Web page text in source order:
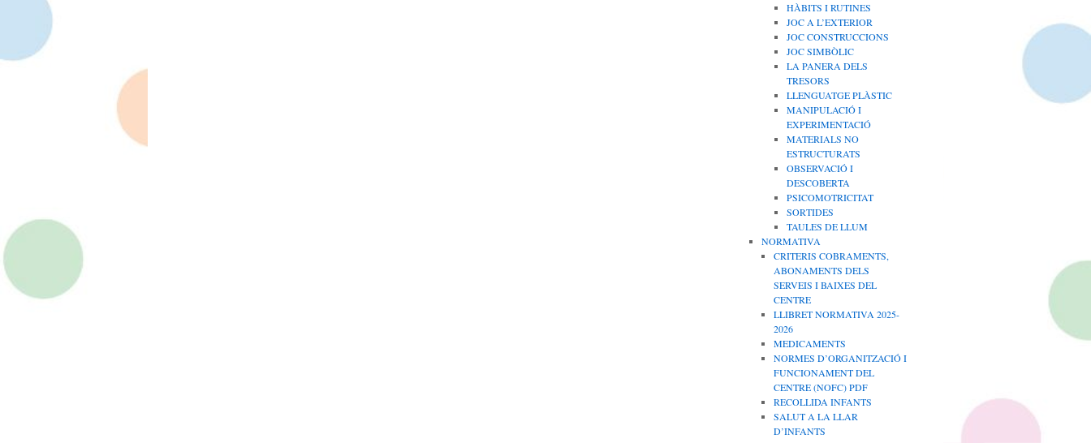
HÀBITS I RUTINES
JOC A L’EXTERIOR
JOC CONSTRUCCIONS
JOC SIMBÒLIC
LA PANERA DELS
TRESORS
LLENGUATGE PLÀSTIC
MANIPULACIÓ I
EXPERIMENTACIÓ
MATERIALS NO
ESTRUCTURATS
OBSERVACIÓ I
DESCOBERTA
PSICOMOTRICITAT
SORTIDES
TAULES DE LLUM
NORMATIVA
CRITERIS COBRAMENTS,
ABONAMENTS DELS
SERVEIS I BAIXES DEL
CENTRE
LLIBRET NORMATIVA 2025-
2026
MEDICAMENTS
NORMES D’ORGANITZACIÓ I
FUNCIONAMENT DEL
CENTRE (NOFC) PDF
RECOLLIDA INFANTS
SALUT A LA LLAR
D’INFANTS